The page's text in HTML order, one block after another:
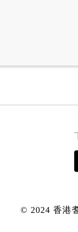
© 2024 香港